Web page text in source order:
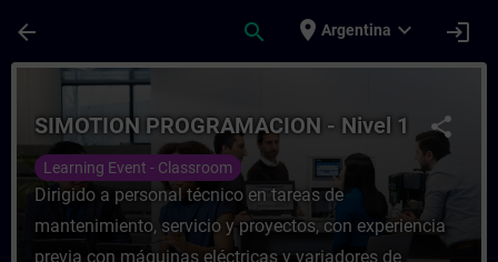
arrow_back search place Argentina expand_more login
Curso - SIMOTION PROGRAMACION -
share
SIMOTION PROGRAMACION - Nivel 1
Learning Event - Classroom
Dirigido a personal técnico en tareas de
mantenimiento, servicio y proyectos, con experiencia
previa con máquinas eléctricas y variadores de